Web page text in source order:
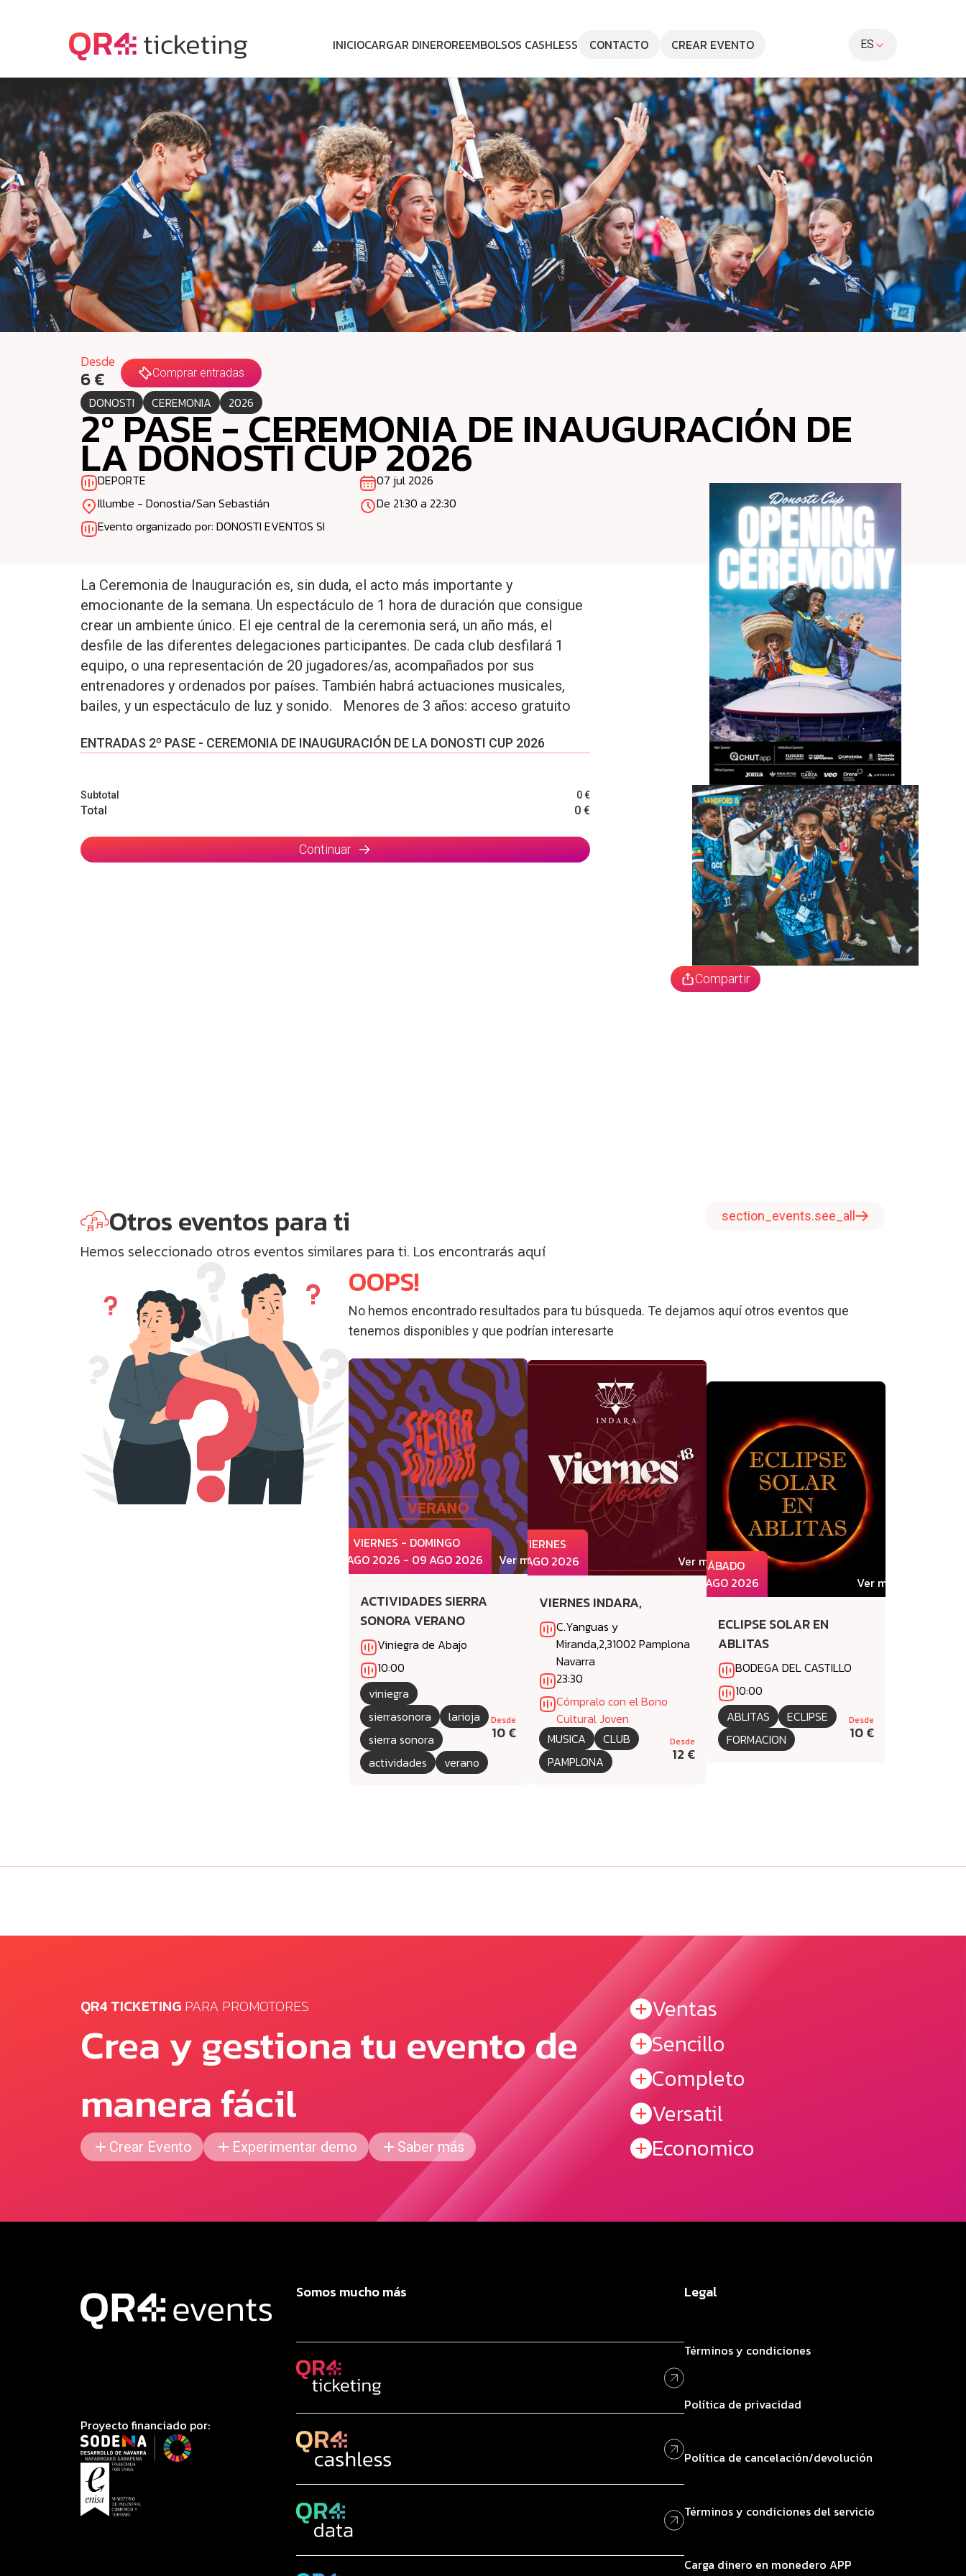
INICIOCARGAR DINEROREEMBOLSOS CASHLESS CONTACTO CREAR EVENTO ES
Desde
6 € Comprar entradas
DONOSTI CEREMONIA 2026
2º PASE - CEREMONIA DE INAUGURACIÓN DE
LA DONOSTI CUP 2026
DEPORTE
Illumbe - Donostia/San Sebastián
Evento organizado por: DONOSTI EVENTOS SI
07 jul 2026
De 21:30 a 22:30
La Ceremonia de Inauguración es, sin duda, el acto más importante y
emocionante de la semana. Un espectáculo de 1 hora de duración que consigue
crear un ambiente único. El eje central de la ceremonia será, un año más, el
desfile de las diferentes delegaciones participantes. De cada club desfilará 1
equipo, o una representación de 20 jugadores/as, acompañados por sus
entrenadores y ordenados por países. También habrá actuaciones musicales,
bailes, y un espectáculo de luz y sonido. Menores de 3 años: acceso gratuito
ENTRADAS 2º PASE - CEREMONIA DE INAUGURACIÓN DE LA DONOSTI CUP 2026
Subtotal 0 €
Total 0 €
Continuar
Compartir
Otros eventos para ti section_events.see_all
Hemos seleccionado otros eventos similares para ti. Los encontrarás aquí
OOPS!
No hemos encontrado resultados para tu búsqueda. Te dejamos aquí otros eventos que
tenemos disponibles y que podrían interesarte
VIERNES - DOMINGO
07 AGO 2026 - 09 AGO 2026
Ver más
ACTIVIDADES SIERRA
SONORA VERANO
Viniegra de Abajo
10:00
viniegra
sierrasonora
larioja
sierra sonora
actividades
verano
Desde
10 €
VIERNES
07 AGO 2026
Ver más
VIERNES INDARA,
C.Yanguas y
Miranda,2,31002 Pamplona
Navarra
23:30
Cómpralo con el Bono
Cultural Joven
MUSICA
CLUB
PAMPLONA
Desde
12 €
SÁBADO
08 AGO 2026
Ver más
ECLIPSE SOLAR EN
ABLITAS
BODEGA DEL CASTILLO
10:00
ABLITAS
ECLIPSE
FORMACION
Desde
10 €
QR4 TICKETING PARA PROMOTORES
Crea y gestiona tu evento de
manera fácil
Crear Evento Experimentar demo Saber más
Ventas
Sencillo
Completo
Versatil
Economico
Proyecto financiado por:
Somos mucho más Legal
Términos y condiciones
Política de privacidad
Política de cancelación/devolución
Términos y condiciones del servicio
Carga dinero en monedero APP